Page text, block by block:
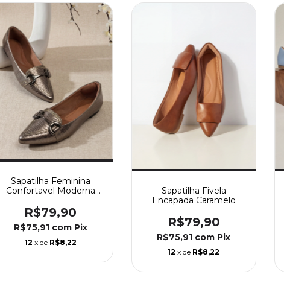
Sapatilha Feminina
Confortavel Moderna
Enfeite Reto
R$79,90
R$75,91 com Pix
12 x de R$8,22
Sapatilha Fivela
Encapada Caramelo
R$79,90
R$75,91 com Pix
12 x de R$8,22